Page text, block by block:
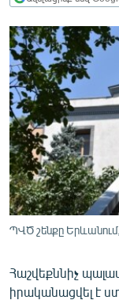
ՏԱՐԱԾԱՇՐՋԱՆ
ՄԻՋԱԶԳԱՅԻՆ
ՄՇԱԿՈՒՅԹ
ՍՊՈՐՏ
ՏՏ ԵՒ ԻՆՏԵՐՆԵՏ
ԿՈՐՈՆԱՎԻՐՈՒՍ
ԱՐԽԻՎ
ԲԱՆԱՎԵՃ
ՊՎԾ շենքը
Հաշվեքննիչ
իրականացվել է